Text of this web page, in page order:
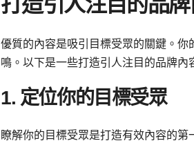
優質的內容是吸引目標受眾的關鍵。
鳴。以下是一些打造引人注目的品牌內
1. 定位你的目標受眾
瞭解你的目標受眾是打造有效內容的第